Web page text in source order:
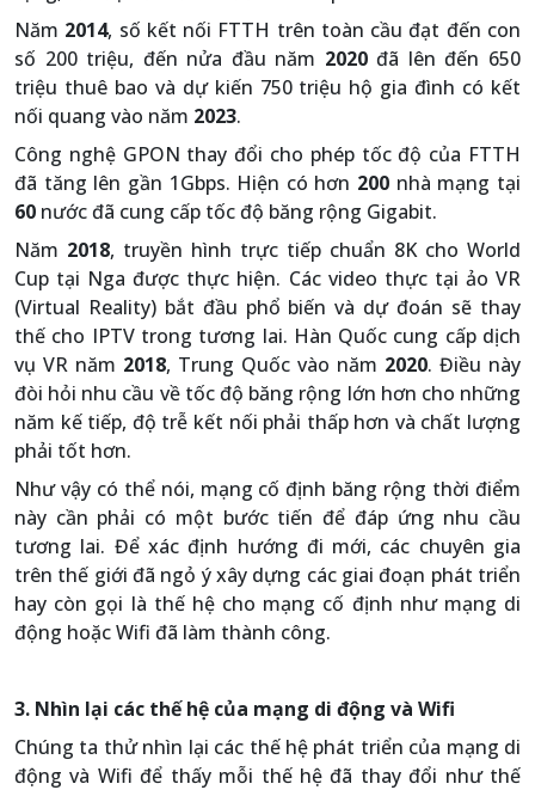
Năm 2014, số kết nối FTTH trên toàn cầu đạt đến con
số 200 triệu, đến nửa đầu năm 2020đã lên đến 650
triệu thuê bao và dự kiến 750 triệu hộ gia đình có kết
nối quang vào năm 2023.
Công nghệ GPON thay đổi cho phép tốc độ của FTTH
đã tăng lên gần 1Gbps. Hiện có hơn 200 nhà mạng tại
60 nước đã cung cấp tốc độ băng rộng Gigabit.
Năm 2018, truyền hình trực tiếp chuẩn 8K cho World
Cup tại Nga được thực hiện. Các video thực tại ảo VR
(Virtual Reality) bắt đầu phổ biến và dự đoán sẽ thay
thế cho IPTV trong tương lai. Hàn Quốc cung cấp dịch
vụ VR năm 2018, Trung Quốc vào năm 2020. Điều này
đòi hỏi nhu cầu về tốc độ băng rộng lớn hơn cho những
năm kế tiếp, độ trễ kết nối phải thấp hơn và chất lượng
phải tốt hơn.
Như vậy có thể nói, mạng cố định băng rộng thời điểm
này cần phải có một bước tiến để đáp ứng nhu cầu
tương lai. Để xác định hướng đi mới, các chuyên gia
trên thế giới đã ngỏ ý xây dựng các giai đoạn phát triển
hay còn gọi là thế hệ cho mạng cố định như mạng di
động hoặc Wifi đã làm thành công.
3. Nhìn lại các thế hệ của mạng di động và Wifi
Chúng ta thử nhìn lại các thế hệ phát triển của mạng di
động và Wifi để thấy mỗi thế hệ đã thay đổi như thế